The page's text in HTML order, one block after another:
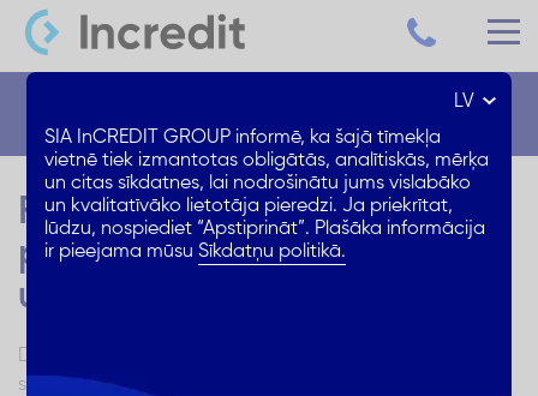
Finanšu drošība: kā nekļūt
par kredītu krāpniecības
upuri
Daudzi cilvēki, cenšoties atrisināt finanšu problēmas,
saskaras ar negodīgu kredītdevēju rīcību, kuri ļaunprātīgi
LV
SIA InCREDIT GROUP informē, ka šajā tīmekļa
vietnē tiek izmantotas obligātās, analītiskās, mērķa
un citas sīkdatnes, lai nodrošinātu jums vislabāko
un kvalitatīvāko lietotāja pieredzi. Ja priekrītat,
lūdzu, nospiediet “Apstiprināt”. Plašāka informācija
ir pieejama mūsuSīkdatņu politikā.